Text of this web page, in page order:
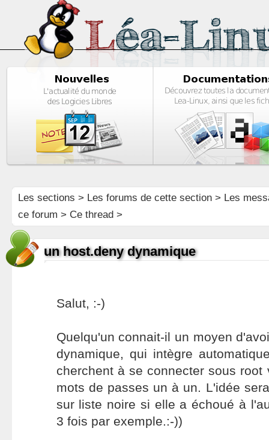
Les sections > Les forums de cette section> Les
ce forum > Ce thread >
un host.deny dynamique
Salut, :-)
Quelqu'un connait-il un moyen
dynamique, qui intègre
cherchent à se connecter sous
mots de passes un à un. L'idée
sur liste noire si elle a échoué à
3 fois par exemple.:-))